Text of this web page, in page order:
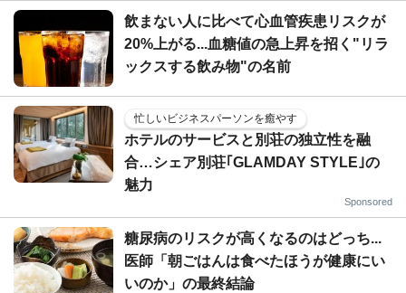
飲まない人に比べて心血管疾患リスクが
20%上がる...血糖値の急上昇を招く"リラ
ックスする飲み物"の名前
忙しいビジネスパーソンを癒やす
ホテルのサービスと別荘の独立性を融
合…シェア別荘｢GLAMDAY STYLE｣の
魅力
Sponsored
糖尿病のリスクが高くなるのはどっち...
医師「朝ごはんは食べたほうが健康にい
いのか」の最終結論